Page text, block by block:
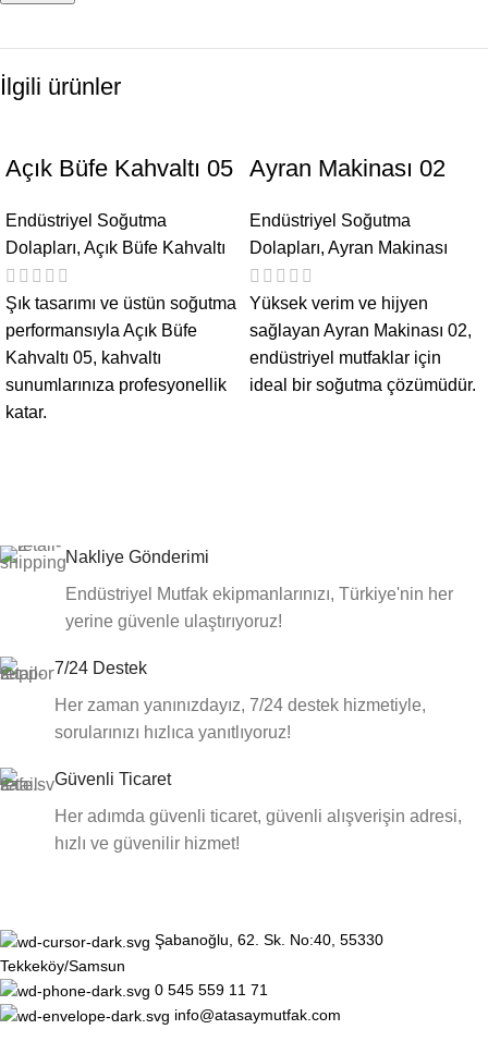
İlgili ürünler
Açık Büfe Kahvaltı 05
Endüstriyel Soğutma
Dolapları, Açık Büfe Kahvaltı
Şık tasarımı ve üstün soğutma
performansıyla Açık Büfe
Kahvaltı 05, kahvaltı
sunumlarınıza profesyonellik
katar.
Ayran Makinası 02
Endüstriyel Soğutma
Dolapları, Ayran Makinası
Yüksek verim ve hijyen
sağlayan Ayran Makinası 02,
endüstriyel mutfaklar için
ideal bir soğutma çözümüdür.
Nakliye Gönderimi
Endüstriyel Mutfak ekipmanlarınızı, Türkiye'nin her
yerine güvenle ulaştırıyoruz!
7/24 Destek
Her zaman yanınızdayız, 7/24 destek hizmetiyle,
sorularınızı hızlıca yanıtlıyoruz!
Güvenli Ticaret
Her adımda güvenli ticaret, güvenli alışverişin adresi,
hızlı ve güvenilir hizmet!
Şabanoğlu, 62. Sk. No:40, 55330
Tekkeköy/Samsun
0 545 559 11 71
info@atasaymutfak.com